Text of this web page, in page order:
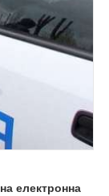
електронна